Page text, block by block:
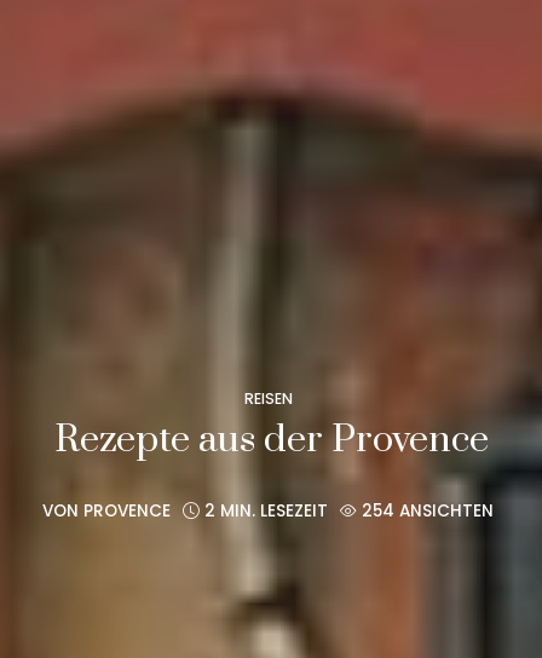
REISEN
Rezepte aus der Provence
VON PROVENCE 2 MIN. LESEZEIT 254 ANSICHTEN